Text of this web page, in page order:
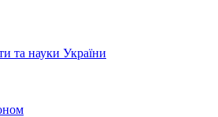
та науки України